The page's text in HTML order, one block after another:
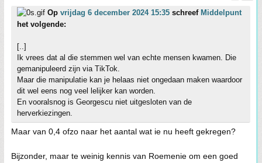
Op vrijdag 6 december 2024 15:35 schreef Middelpunt
het volgende:
[..]
Ik vrees dat al die stemmen wel van echte mensen kwamen. Die
gemanipuleerd zijn via TikTok.
Maar die manipulatie kan je helaas niet ongedaan maken waardoor
dit wel eens nog veel lelijker kan worden.
En vooralsnog is Georgescu niet uitgesloten van de
herverkiezingen.
Maar van 0,4 ofzo naar het aantal wat ie nu heeft gekregen?
Bijzonder, maar te weinig kennis van Roemenie om een goed